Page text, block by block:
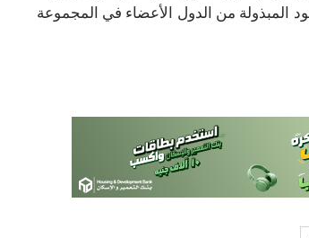
المبذولة من الدول الأعضاء في المجموعة